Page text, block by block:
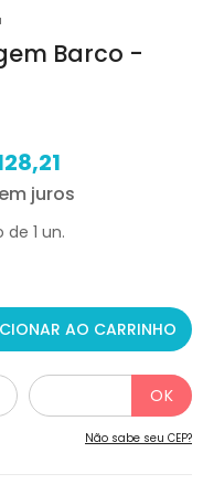
Barco -
1 un.
AO CARRINHO
Não sabe seu CEP?